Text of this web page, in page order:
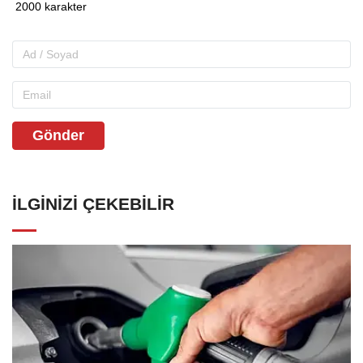
Gönder
İLGINIZI ÇEKEBILIR